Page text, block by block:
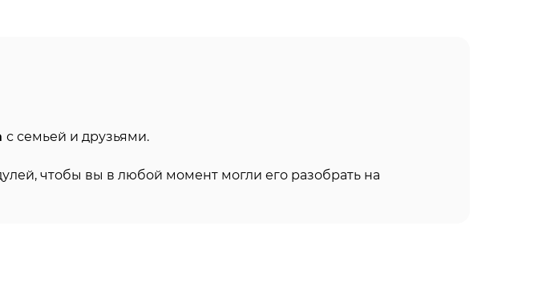
с семьей и друзьями.
чтобы вы в любой момент могли его разобрать на